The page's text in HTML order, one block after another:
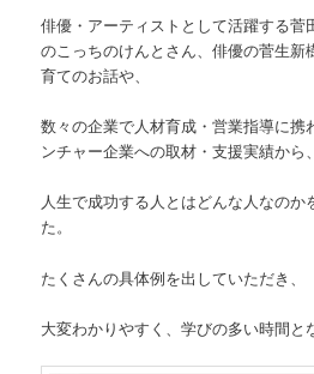
俳優・アーティストとして活躍する菅
のこっちのけんとさん、俳優の菅生新
育てのお話や、
数々の企業で人材育成・営業指導に携
ンチャー企業への取材・支援実績から、
人生で成功する人とはどんな人なのか
た。
たくさんの具体例を出していただき、
大変わかりやすく、学びの多い時間と